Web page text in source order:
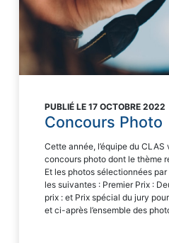
PUBLIÉ LE 17 OCTOBRE 2022
Concours Photo
Cette année, l’équipe du CLAS
concours photo dont le thème
Et les photos sélectionnées
les suivantes : Premier Prix :
prix : et Prix spécial du jury
et ci-après l’ensemble des